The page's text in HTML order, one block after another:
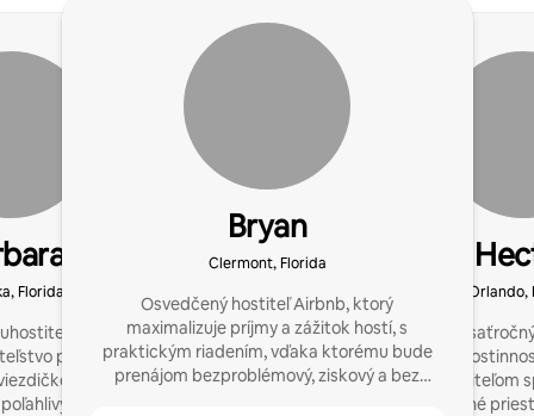
Florida
zabezpečuje
pre majiteľov a
pobyty pre
a zameraný na
Bryan
Clermont, Florida
Osvedčený hostiteľ Airbnb, ktorý
maximalizuje príjmy a zážitok hostí, s
praktickým riadením, vďaka ktorému bude
prenájom bezproblémový, ziskový a bez
Orlando,
S viac ako
oblasti
pomáham hostiteľom
nezabudnuteľné